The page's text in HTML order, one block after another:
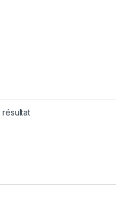
000 CFA à 162 000 CFA
Les options peuvent être
résultat